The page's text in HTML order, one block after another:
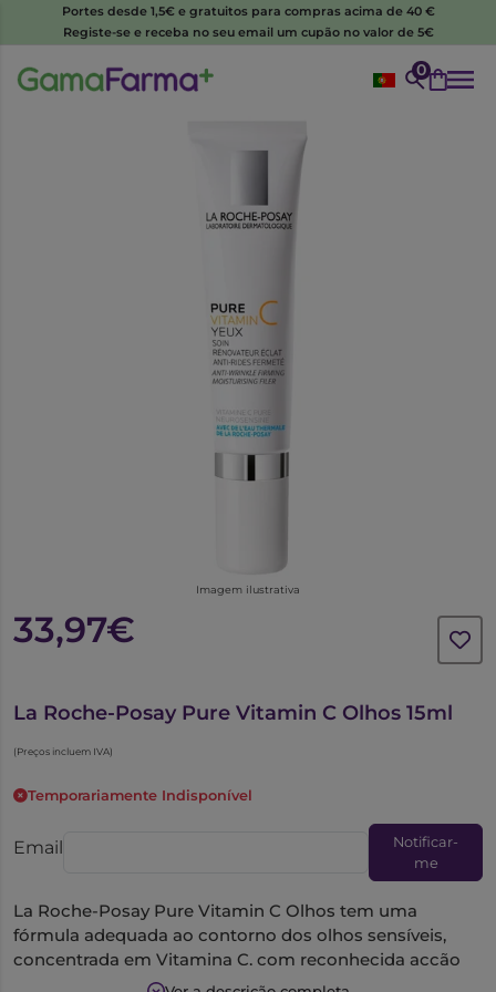
Portes desde 1,5€ e gratuitos para compras acima de 40 €
Registe-se e receba no seu email um cupão no valor de 5€
0
Imagem ilustrativa
33,97€
La Roche-Posay Pure Vitamin C Olhos 15ml
(Preços incluem IVA)
Temporariamente Indisponível
Email
Notificar-
me
La Roche-Posay Pure Vitamin C Olhos tem uma
fórmula adequada ao contorno dos olhos sensíveis,
concentrada em Vitamina C, com reconhecida acção
no antienvelhecimento pela sua eficácia na